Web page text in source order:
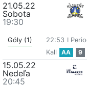
21.05.22
Sobota
19:30
Góly (1) 22:53 I
Kall
AA 9
15.05.22
Nedeľa
20:45